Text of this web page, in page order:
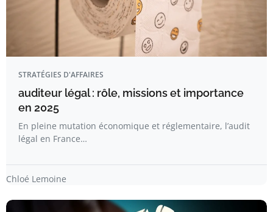
STRATÉGIES D'AFFAIRES
auditeur légal : rôle, missions et importance
en 2025
En pleine mutation économique et réglementaire, l’audit
légal en France…
Chloé Lemoine